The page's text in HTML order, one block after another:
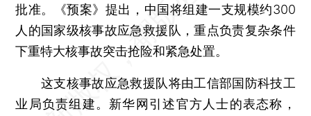
批准。《预案》提出，中国将组建一支规模约300
人的国家级核事故应急救援队，重点负责复杂条件
下重特大核事故突击抢险和紧急处置。
这支核事故应急救援队将由工信部国防科技工
业局负责组建。新华网引述官方人士的表态称，